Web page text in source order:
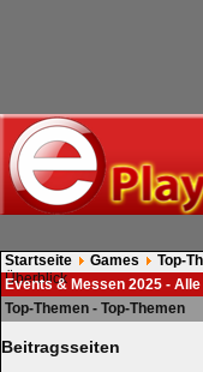
Startseite Games Top-
Überblick
Events & Messen 2025 -
Top-Themen - Top-Themen
Beitragsseiten